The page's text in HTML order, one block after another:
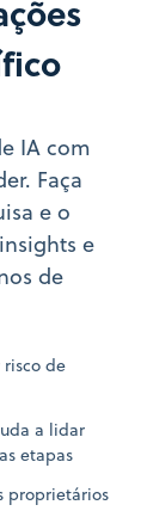
IA com
Faça
e o
e
de
risco de
a lidar
etapas
proprietários